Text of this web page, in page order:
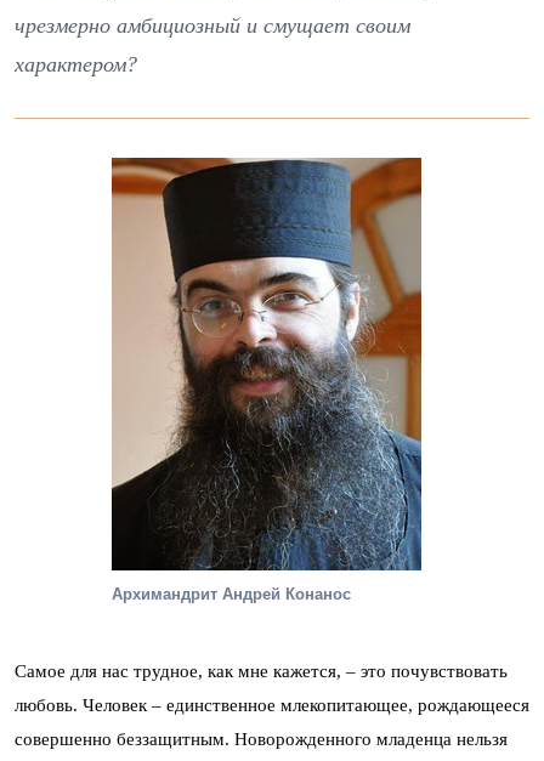
чрезмерно амбициозный и смущает своим
характером?
Архимандрит Андрей Конанос
Самое для нас трудное, как мне кажется, – это почувствовать
любовь. Человек – единственное млекопитающее, рождающееся
совершенно беззащитным. Новорожденного младенца нельзя